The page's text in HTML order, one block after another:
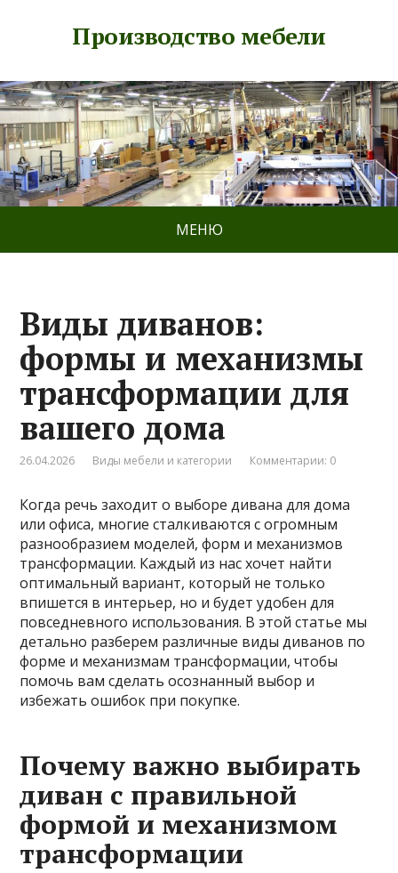
Производство мебели
МЕНЮ
Виды диванов:
формы и механизмы
трансформации для
вашего дома
26.04.2026 Виды мебели и категории Комментарии: 0
Когда речь заходит о выборе дивана для дома
или офиса, многие сталкиваются с огромным
разнообразием моделей, форм и механизмов
трансформации. Каждый из нас хочет найти
оптимальный вариант, который не только
впишется в интерьер, но и будет удобен для
повседневного использования. В этой статье мы
детально разберем различные виды диванов по
форме и механизмам трансформации, чтобы
помочь вам сделать осознанный выбор и
избежать ошибок при покупке.
Почему важно выбирать
диван с правильной
формой и механизмом
трансформации